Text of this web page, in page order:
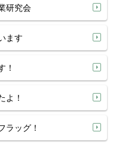
研究会
ます
！
よ！
ラッグ！